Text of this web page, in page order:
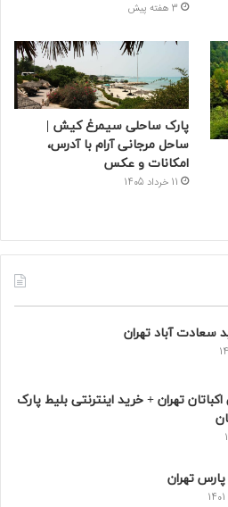
3 هفته پیش
پارک ساحلی سیمرغ کیش |
ساحل مرجانی آرام با آدرس،
امکانات و عکس
11 خرداد 1405
سعادت‌ آباد تهران
تهران + خرید اینترنتی بلیط پارک
تهران